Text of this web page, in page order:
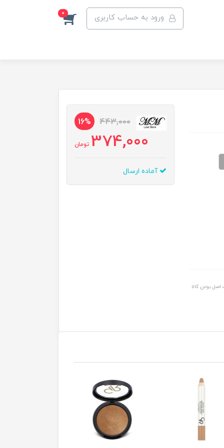
ورود به حساب کاربری 0
بودن کالا
443,000
16%
374,000 تومان
آماده ارسال